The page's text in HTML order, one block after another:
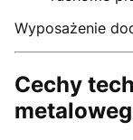
Wyposażenie
Cechy